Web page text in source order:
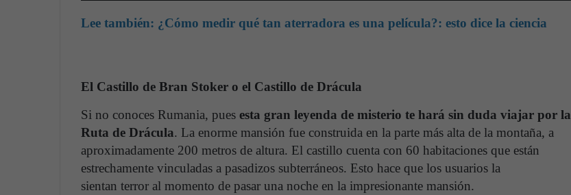
Lee también: ¿Cómo medir qué tan aterradora es una película?: esto dice la ciencia
El Castillo de Bran Stoker o el Castillo de Drácula
Si no conoces Rumania, pues esta gran leyenda de misterio te hará sin duda viajar por la
Ruta de Drácula. La enorme mansión fue construida en la parte más alta de la montaña, a
aproximadamente 200 metros de altura. El castillo cuenta con 60 habitaciones que están
estrechamente vinculadas a pasadizos subterráneos. Esto hace que los usuarios la
sientan terror al momento de pasar una noche en la impresionante mansión.